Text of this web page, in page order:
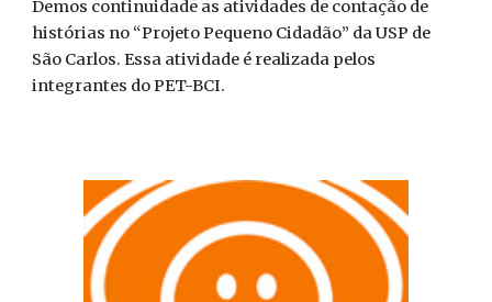
Demos continuidade as atividades de contação de
histórias no “Projeto Pequeno Cidadão” da USP de
São Carlos. Essa atividade é realizada pelos
integrantes do PET-BCI.